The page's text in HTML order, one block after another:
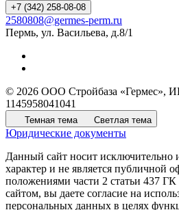
+7 (342) 258-08-08
2580808@germes-perm.ru
Пермь, ул. Васильева, д.8/1
© 2026 ООО Стройбаза «Гермес»,
1145958041041
Темная тема Светлая тема
Юридические документы
Данный сайт носит
характер и не является публичной
положениями части 2 статьи 437
сайтом, вы даете согласие на
персональных данных в целях